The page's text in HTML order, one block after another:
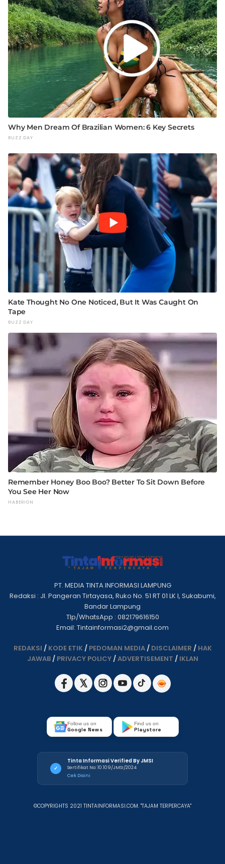
PT. MEDIA TINTA INFORMASI LAMPUNG
Redaksi : Jl. Pangeran Tirtayasa, Ruko No. 51 RT 01 LK I, Sukabumi,
Bandar Lampung
Tlp/WhatsApp : 082179616150
Email: Tintainformasi2@gmail.com
REDAKSI / KODE ETIK / PEDOMAN MEDIA/ DISCLAIMER / HAK
JAWAB/ PRIVACY POLICY/ADVERTISEMENT / IKLAN
Follow us on
Google News
Find us on
Playstore
✓
Tinta Informasi Verified By JMSI
Sertifikat No: 10.109/JMSI/2024
Cek Disini
©COPYRIGHTS 2021 TINTAINFORMASI.COM. "TAJAM TERPERCAYA"